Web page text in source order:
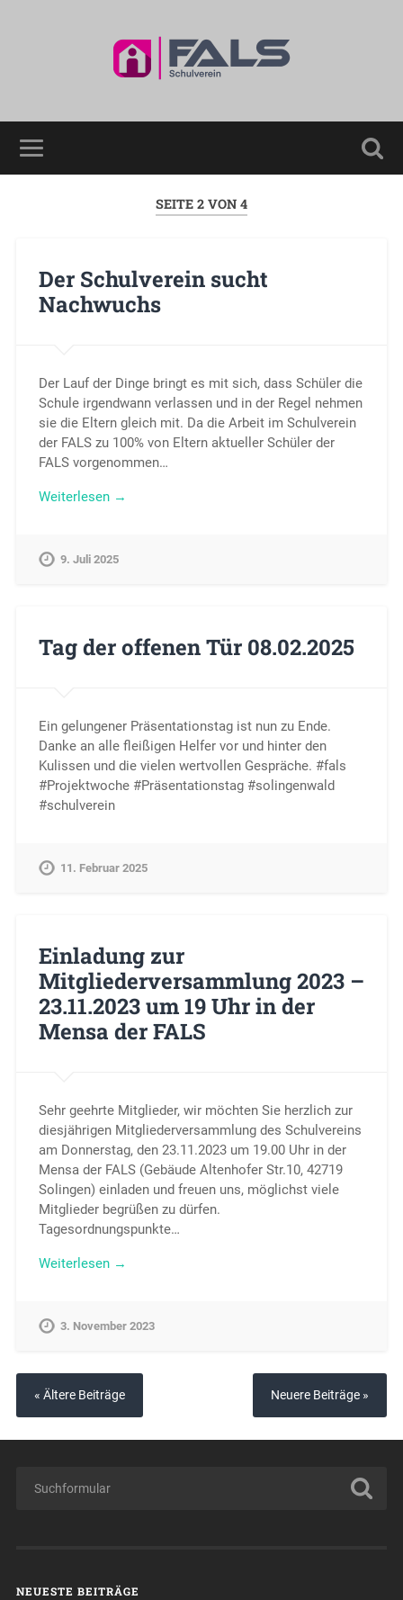
SEITE 2 VON 4
Der Schulverein sucht
Nachwuchs
Der Lauf der Dinge bringt es mit sich, dass Schüler die
Schule irgendwann verlassen und in der Regel nehmen
sie die Eltern gleich mit. Da die Arbeit im Schulverein
der FALS zu 100% von Eltern aktueller Schüler der
FALS vorgenommen…
Weiterlesen →
9. Juli 2025
Tag der offenen Tür 08.02.2025
Ein gelungener Präsentationstag ist nun zu Ende.
Danke an alle fleißigen Helfer vor und hinter den
Kulissen und die vielen wertvollen Gespräche. #fals
#Projektwoche #Präsentationstag #solingenwald
#schulverein
11. Februar 2025
Einladung zur
Mitgliederversammlung 2023 –
23.11.2023 um 19 Uhr in der
Mensa der FALS
Sehr geehrte Mitglieder, wir möchten Sie herzlich zur
diesjährigen Mitgliederversammlung des Schulvereins
am Donnerstag, den 23.11.2023 um 19.00 Uhr in der
Mensa der FALS (Gebäude Altenhofer Str.10, 42719
Solingen) einladen und freuen uns, möglichst viele
Mitglieder begrüßen zu dürfen.
Tagesordnungspunkte…
Weiterlesen →
3. November 2023
« Ältere Beiträge Neuere Beiträge »
NEUESTE BEITRÄGE